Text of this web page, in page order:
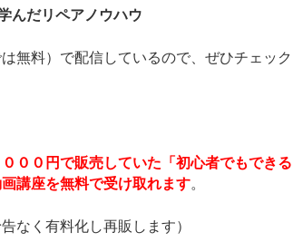
んだリペアノウハウ
無料）で配信しているので、ぜひチェック
００円で販売していた「初心者でもできる
講座を無料で受け取れます。
なく有料化し再販します）